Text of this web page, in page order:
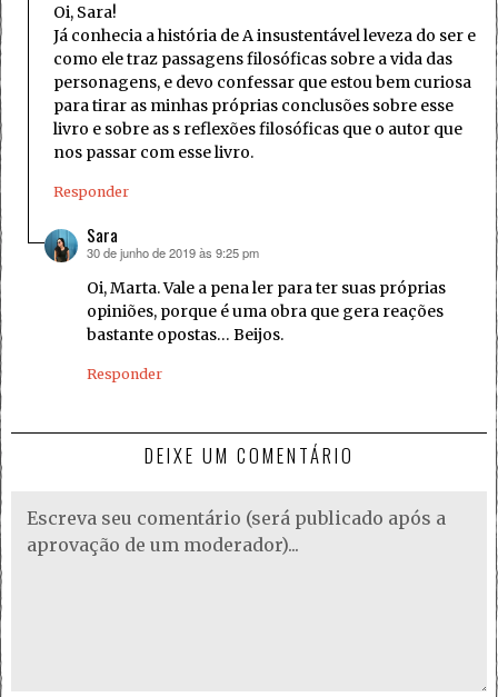
Oi, Sara!
Já conhecia a história de A insustentável leveza do ser e
como ele traz passagens filosóficas sobre a vida das
personagens, e devo confessar que estou bem curiosa
para tirar as minhas próprias conclusões sobre esse
livro e sobre as s reflexões filosóficas que o autor que
nos passar com esse livro.
Responder
Sara
disse:
30 de junho de 2019 às 9:25 pm
Oi, Marta. Vale a pena ler para ter suas próprias
opiniões, porque é uma obra que gera reações
bastante opostas… Beijos.
Responder
DEIXE UM COMENTÁRIO